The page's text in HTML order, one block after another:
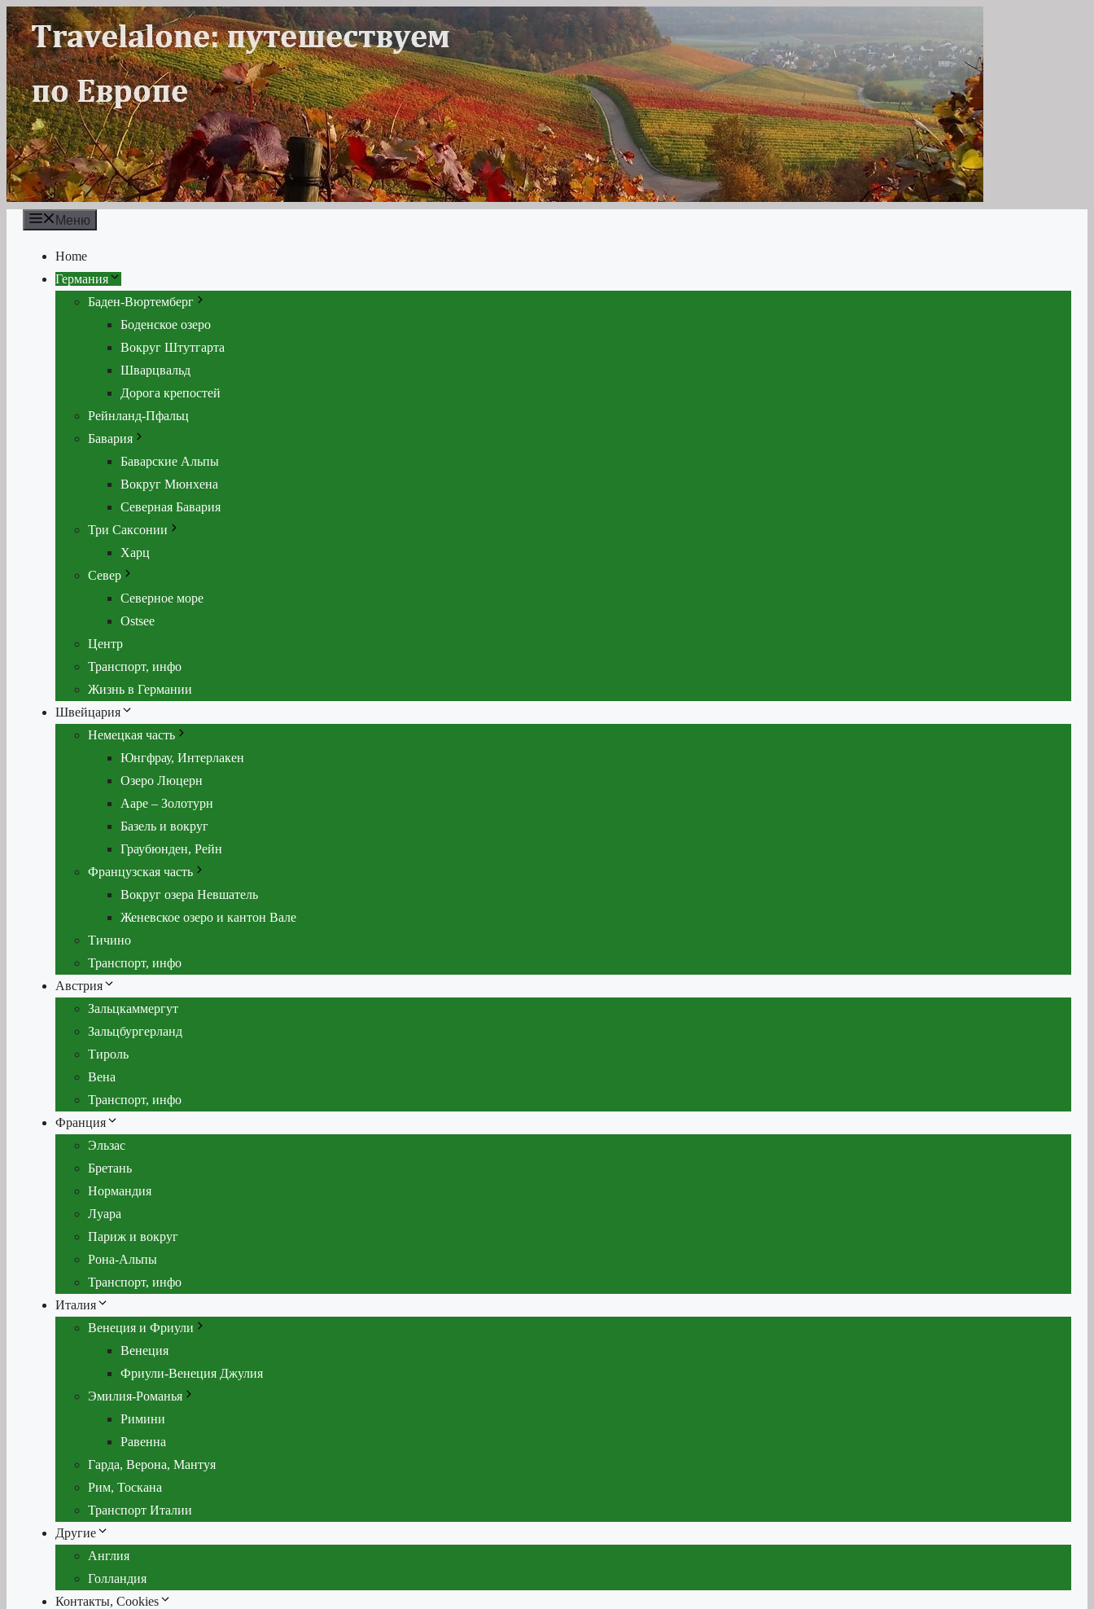
Перейти
к
содержимому
Меню
Home
Германия
Баден-Вюртемберг
Боденское озеро
Вокруг Штутгарта
Шварцвальд
Дорога крепостей
Рейнланд-Пфальц
Бавария
Баварские Альпы
Вокруг Мюнхена
Северная Бавария
Три Саксонии
Харц
Север
Северное море
Ostsee
Центр
Транспорт, инфо
Жизнь в Германии
Швейцария
Немецкая часть
Юнгфрау, Интерлакен
Озеро Люцерн
Ааре – Золотурн
Базель и вокруг
Граубюнден, Рейн
Французская часть
Вокруг озера Невшатель
Женевское озеро и кантон Вале
Тичино
Транспорт, инфо
Австрия
Зальцкаммергут
Зальцбургерланд
Тироль
Вена
Транспорт, инфо
Франция
Эльзас
Бретань
Нормандия
Луара
Париж и вокруг
Рона-Альпы
Транспорт, инфо
Италия
Венеция и Фриули
Венеция
Фриули-Венеция Джулия
Эмилия-Романья
Римини
Равенна
Гарда, Верона, Мантуя
Рим, Тоскана
Транспорт Италии
Другие
Англия
Голландия
Контакты, Cookies